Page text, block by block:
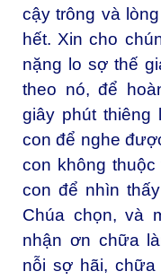
cậy trông và
hết. Xin cho
nặng lo sợ thế
theo nó, để
giây phút thiêng
con để nghe
con không thuộc
con để nhìn
Chúa chọn, và
nhận ơn chữa
nỗi sợ hãi,